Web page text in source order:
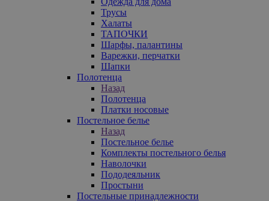
Трусы
Халаты
ТАПОЧКИ
Шарфы, палантины
Варежки, перчатки
Шапки
Полотенца
Назад
Полотенца
Платки носовые
Постельное белье
Назад
Постельное белье
Комплекты постельного белья
Наволочки
Пододеяльник
Простыни
Постельные принадлежности